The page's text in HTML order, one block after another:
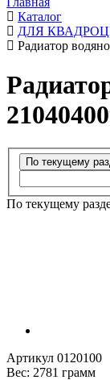
Каталог
ДЛЯ
Радиатор
По текущему
Артикул 0120100
Вес: 2781 грамм